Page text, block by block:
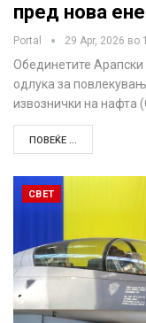
пред нова
Portal 29 Apr, 2026 во
Обединетите
одлука за
извознички на нафта
ПОВЕЌЕ ...
СВЕТ